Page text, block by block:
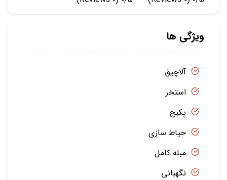
ویژگی ها
آلاچیق
استخر
پکیج
حیاط سازی
مبله کامل
نگهبانی